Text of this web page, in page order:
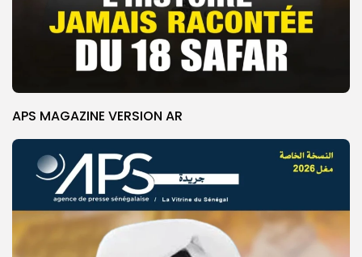
APS MAGAZINE VERSION AR